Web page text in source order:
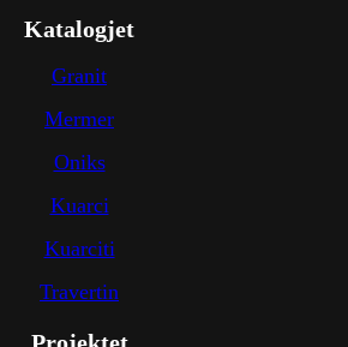
Katalogjet
Granit
Mermer
Oniks
Kuarci
Kuarciti
Travertin
Projektet